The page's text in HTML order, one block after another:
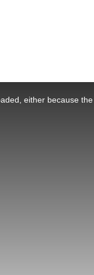
either because